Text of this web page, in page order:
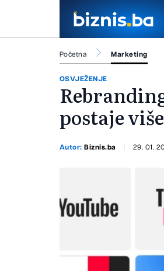
Početna Marketing
OSVJEŽENJE
postaje
Autor:Biznis.ba 29. 01.